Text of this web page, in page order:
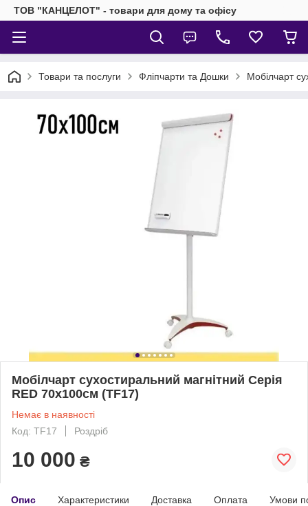
ТОВ "КАНЦЕЛОТ" - товари для дому та офісу
Товари та послуги Фліпчарти та Дошки Мобілчарт
Мобілчарт сухостиральний магнітний Серія
RED 70х100см (TF17)
Немає в наявності
Код: TF17
Роздріб
10 000 ₴
Опис Характеристики Доставка Оплата Умови